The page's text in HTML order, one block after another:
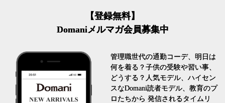
【登録無料】
Domaniメルマガ会員募集中
管理職世代の通勤コーデ、明日は
何を着る？子供の受験や習い事、
どうする？人気モデル、ハイセン
スなDomani読者モデル、教育のプ
ロたちから 発信されるタイムリ